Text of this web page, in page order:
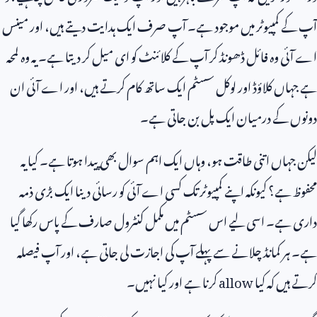
آپ کے کمپیوٹر میں موجود ہے۔ آپ صرف ایک ہدایت دیتے ہیں، اور مینس
اے آئی وہ فائل ڈھونڈ کر آپ کے کلائنٹ کو ای میل کر دیتا ہے۔ یہ وہ لمحہ
ہے جہاں کلاؤڈ اور لوکل سسٹم ایک ساتھ کام کرتے ہیں، اور اے آئی ان
دونوں کے درمیان ایک پل بن جاتی ہے۔
لیکن جہاں اتنی طاقت ہو، وہاں ایک اہم سوال بھی پیدا ہوتا ہے۔ کیا یہ
محفوظ ہے؟ کیونکہ اپنے کمپیوٹر تک کسی اے آئی کو رسائی دینا ایک بڑی ذمہ
داری ہے۔ اسی لیے اس سسٹم میں مکمل کنٹرول صارف کے پاس رکھا گیا
ہے۔ ہر کمانڈ چلانے سے پہلے آپ کی اجازت لی جاتی ہے، اور آپ فیصلہ
کرتے ہیں کہ کیاallowکرنا ہے اور کیا نہیں۔